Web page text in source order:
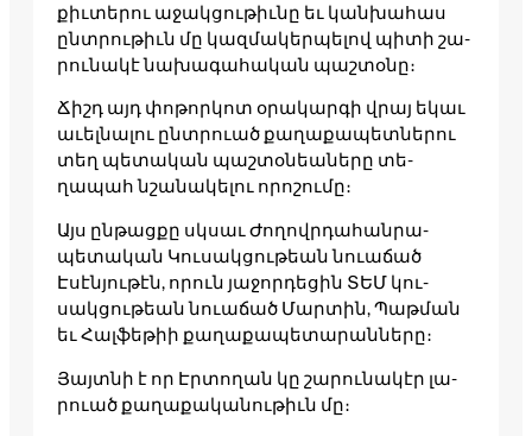
քիւ­տե­րու աջակ­ցութիւ­նը եւ կան­խա­հաս
ընտրու­թիւն մը կազ­մա­կեր­պե­լով պի­տի շա­
րու­նա­կէ նա­խագա­հական պաշ­տօ­նը։
Ճիշդ այդ փո­թոր­կոտ օրա­կար­գի վրայ եկաւ
աւել­նա­լու ընտրո­ւած քա­ղաքա­պետ­նե­րու
տեղ պե­տական պաշ­տօ­նեանե­րը տե­
ղապահ նշա­նակե­լու որո­շու­մը։
Այս ըն­թացքը սկսաւ Ժո­ղովրդա­հան­րա­
պետա­կան Կու­սակցու­թեան նո­ւաճած
Էսէն­յութէն, որուն յա­ջոր­դե­ցին ՏԵՄ կու­
սակցու­թեան նո­ւաճած Մար­տին, Պաթ­ման
եւ Հալ­ֆե­թիի քա­ղաքա­պետա­րան­նե­րը։
Յայտնի է որ Էր­տո­ղան կը շա­րու­նա­կէր լա­
րուած քա­ղաքա­կանու­թիւն մը։